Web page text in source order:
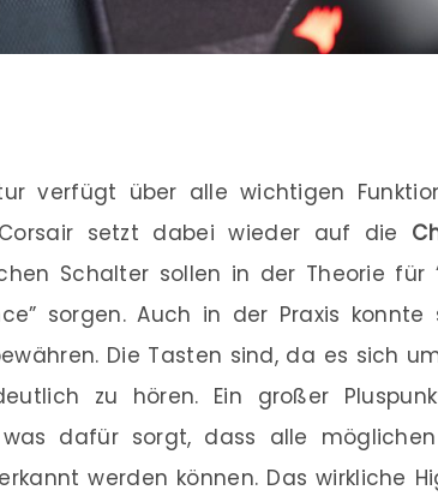
verfügt über alle wichtigen
setzt dabei wieder auf die
Schalter sollen in der Theorie für
sorgen. Auch in der Praxis
Die Tasten sind, da es sich
zu hören. Ein großer
dafür sorgt, dass alle
werden können. Das wirkliche